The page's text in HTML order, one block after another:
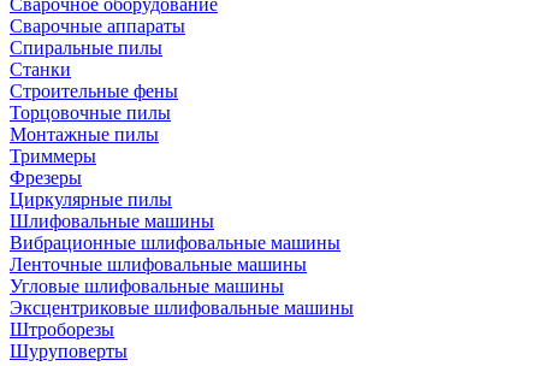
Сварочное оборудование
Сварочные аппараты
Спиральные пилы
Станки
Строительные фены
Торцовочные пилы
Монтажные пилы
Триммеры
Фрезеры
Циркулярные пилы
Шлифовальные машины
Вибрационные шлифовальные машины
Ленточные шлифовальные машины
Угловые шлифовальные машины
Эксцентриковые шлифовальные машины
Штроборезы
Шуруповерты